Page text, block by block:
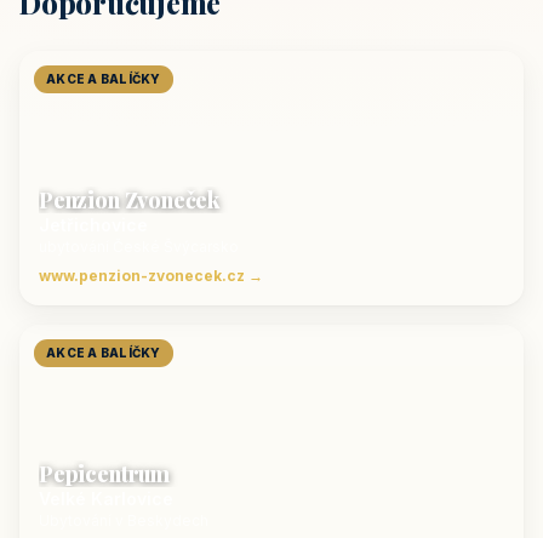
AKCE A BALÍČKY
Penzion Zvoneček
www.penzion-zvonecek.cz →
AKCE A BALÍČKY
Pepicentrum